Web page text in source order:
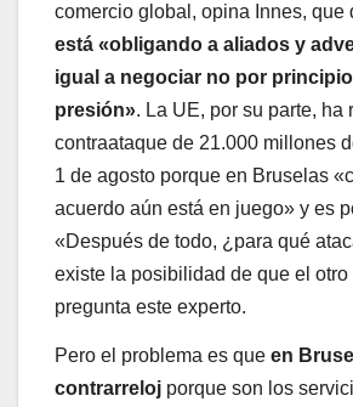
comercio global, opina Innes, que
está «obligando a aliados y
igual a negociar no por
presión». La UE, por su parte, ha
contraataque de 21.000 millones
1 de agosto porque en Bruselas
acuerdo aún está en juego» y es
«Después de todo, ¿para qué
existe la posibilidad de que el
pregunta este experto.
Pero el problema es que en
contrarreloj porque son los